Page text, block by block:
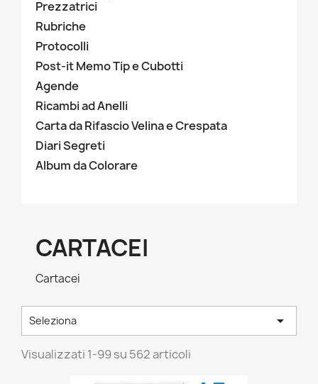
Prezzatrici
Rubriche
Protocolli
Post-it Memo Tip e Cubotti
Agende
Ricambi ad Anelli
Carta da Rifascio Velina e Crespata
Diari Segreti
Album da Colorare
CARTACEI
Cartacei
Seleziona 
Visualizzati 1-99 su 562 articoli